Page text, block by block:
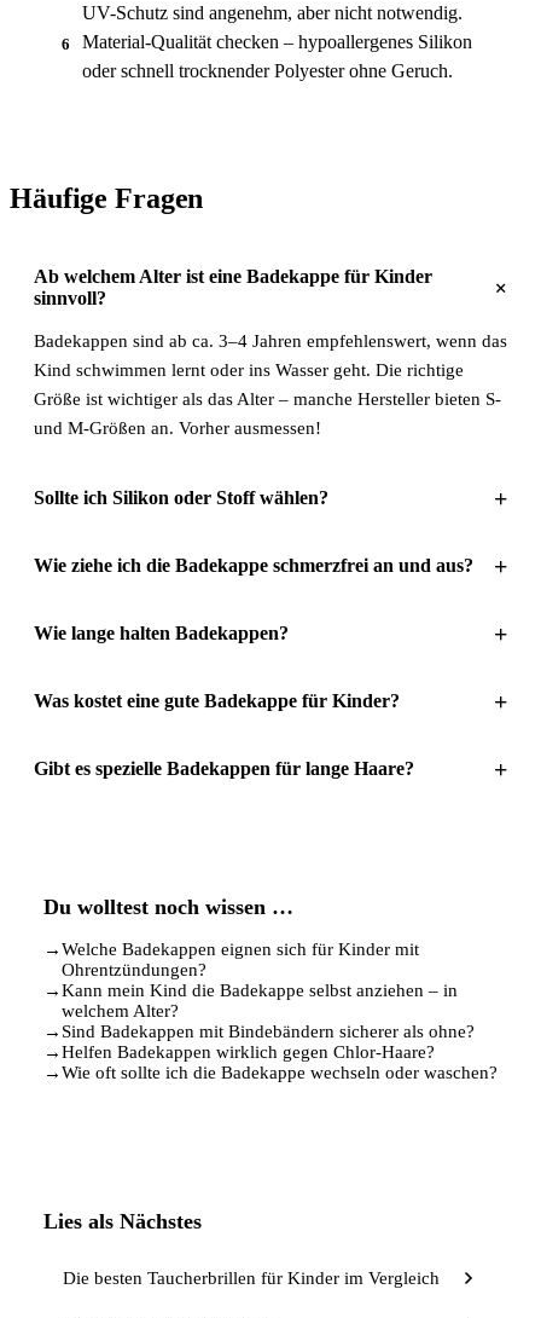
UV-Schutz sind angenehm, aber nicht notwendig.
6
Material-Qualität checken – hypoallergenes Silikon
oder schnell trocknender Polyester ohne Geruch.
Häufige Fragen
Ab welchem Alter ist eine Badekappe für Kinder
sinnvoll?
+
Badekappen sind ab ca. 3–4 Jahren empfehlenswert, wenn das
Kind schwimmen lernt oder ins Wasser geht. Die richtige
Größe ist wichtiger als das Alter – manche Hersteller bieten S-
und M-Größen an. Vorher ausmessen!
Sollte ich Silikon oder Stoff wählen? +
Wie ziehe ich die Badekappe schmerzfrei an und aus? +
Wie lange halten Badekappen? +
Was kostet eine gute Badekappe für Kinder? +
Gibt es spezielle Badekappen für lange Haare? +
Du wolltest noch wissen …
→Welche Badekappen eignen sich für Kinder mit
Ohrentzündungen?
→Kann mein Kind die Badekappe selbst anziehen – in
welchem Alter?
→ Sind Badekappen mit Bindebändern sicherer als ohne?
→Helfen Badekappen wirklich gegen Chlor-Haare?
→Wie oft sollte ich die Badekappe wechseln oder waschen?
Lies als Nächstes
Die besten Taucherbrillen für Kinder im Vergleich